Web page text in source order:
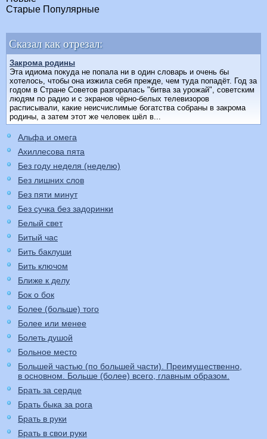
Старые Популярные
Сказал как отрезал:
Закрома родины
Эта идиома покуда не попала ни в один словарь и очень бы
хотелось, чтобы она изжила себя прежде, чем туда попадёт. Год за
годом в Стране Советов разгоралась "битва за урожай", советским
людям по радио и с экранов чёрно-белых телевизоров
расписывали, какие неисчислимые богатства собраны в закрома
родины, а затем этот же человек шёл в...
Альфа и омега
Ахиллесова пята
Без году неделя (неделю)
Без лишних слов
Без пяти минут
Без сучка без задоринки
Белый свет
Битый час
Бить баклуши
Бить ключом
Ближе к делу
Бок о бок
Более (больше) того
Более или менее
Болеть душой
Больное место
Большей частью (по большей части). Преимущественно,
в основном. Больше (более) всего, главным образом.
Брать за сердце
Брать быка за рога
Брать в руки
Брать в свои руки